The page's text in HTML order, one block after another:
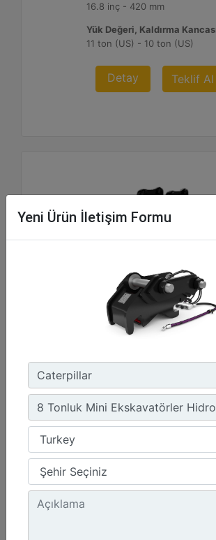
16.8 inç - 420 mm
Yük Değeri, Kaldırma
11 ton (US) - 10 ton (US)
Detay Teklif Al
CW-45S
Ağırlık :
880 lb - 400 kg
22 inç - 550 mm
Yük Değeri, Kaldırma
Yeni Ürün İletişim Formu